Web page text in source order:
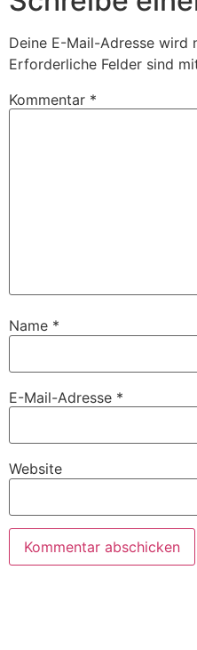
Deine E-Mail-Adresse
Erforderliche Felder sind
Kommentar *
Name *
E-Mail-Adresse *
Website